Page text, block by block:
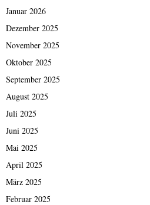
Januar 2026
Dezember 2025
November 2025
Oktober 2025
September 2025
August 2025
Juli 2025
Juni 2025
Mai 2025
April 2025
März 2025
Februar 2025